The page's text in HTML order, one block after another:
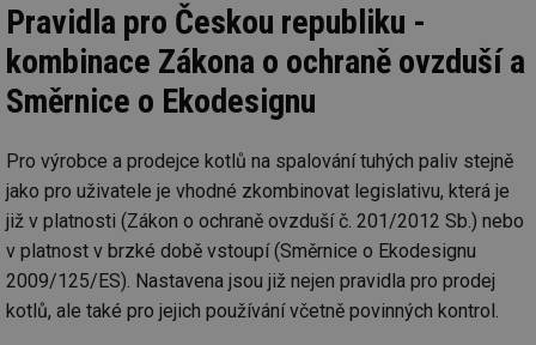
Pravidla pro Českou republiku -
kombinace Zákona o ochraně ovzduší a
Směrnice o Ekodesignu
Pro výrobce a prodejce kotlů na spalování tuhých paliv stejně
jako pro uživatele je vhodné zkombinovat legislativu, která je
již v platnosti (Zákon o ochraně ovzduší č. 201/2012 Sb.) nebo
v platnost v brzké době vstoupí (Směrnice o Ekodesignu
2009/125/ES). Nastavena jsou již nejen pravidla pro prodej
kotlů, ale také pro jejich používání včetně povinných kontrol.